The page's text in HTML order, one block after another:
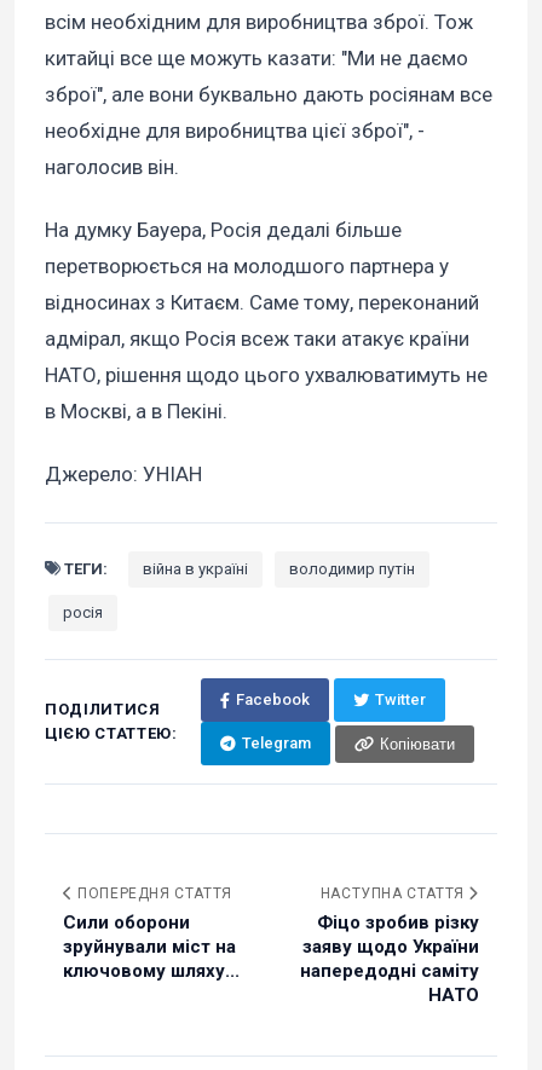
всім необхідним для виробництва зброї. Тож
китайці все ще можуть казати: "Ми не даємо
зброї", але вони буквально дають росіянам все
необхідне для виробництва цієї зброї", -
наголосив він.
На думку Бауера, Росія дедалі більше
перетворюється на молодшого партнера у
відносинах з Китаєм. Саме тому, переконаний
адмірал, якщо Росія всеж таки атакує країни
НАТО, рішення щодо цього ухвалюватимуть не
в Москві, а в Пекіні.
Джерело: УНІАН
ТЕГИ: війна в україні володимир путін
росія
ПОДІЛИТИСЯ
ЦІЄЮ СТАТТЕЮ:
Facebook Twitter
Telegram Копіювати
ПОПЕРЕДНЯ СТАТТЯ
Сили оборони
зруйнували міст на
ключовому шляху...
НАСТУПНА СТАТТЯ
Фіцо зробив різку
заяву щодо України
напередодні саміту
НАТО